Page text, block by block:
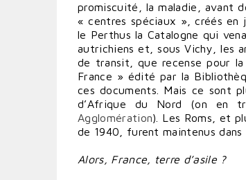
promiscuité, la maladie, avant
« centres spéciaux », créés en
le Perthus la Catalogne qui
autrichiens et, sous Vichy, les
de transit, que recense pour
France » édité par la
ces documents. Mais ce sont
d’Afrique du Nord (on
Agglomération). Les Roms, et
de 1940, furent maintenus dans
Alors, France, terre d’asile ?